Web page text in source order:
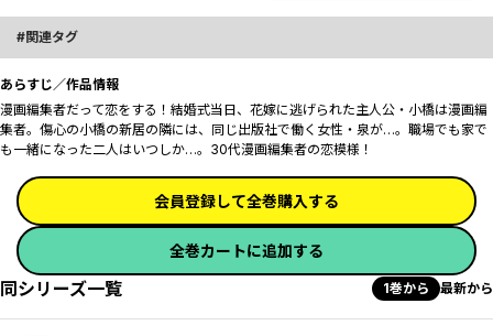
関連タグ
あらすじ／作品情報
漫画編集者だって恋をする！結婚式当日、花嫁に逃げられた主人公・小橋は漫画編
集者。傷心の小橋の新居の隣には、同じ出版社で働く女性・泉が…。職場でも家で
も一緒になった二人はいつしか…。30代漫画編集者の恋模様！
会員登録して全巻購入する
全巻カートに追加する
同シリーズ一覧 1巻から 最新から